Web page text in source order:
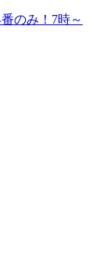
のみ！7時～